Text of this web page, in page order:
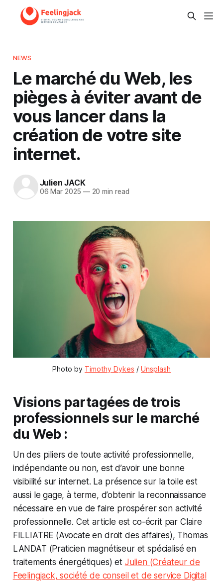
NEWS
Le marché du Web, les
pièges à éviter avant de
vous lancer dans la
création de votre site
internet.
Julien JACK
06 Mar 2025 —20 min read
Photo by Timothy Dykes / Unsplash
Visions partagées de trois
professionnels sur le marché
du Web :
Un des piliers de toute activité professionnelle,
indépendante ou non, est d’avoir une bonne
visibilité sur internet. La présence sur la toile est
aussi le gage, à terme, d’obtenir la reconnaissance
nécessaire en vue de faire prospérer son activité
professionnelle. Cet article est co-écrit par Claire
FILLIATRE (Avocate en droit des affaires), Thomas
LANDAT (Praticien magnétiseur et spécialisé en
traitements énergétiques) et Julien (Créateur de
Feelingjack, société de conseil et de service Digital